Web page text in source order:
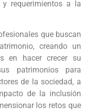
requerimientos a la
que buscan
creando un
en hacer crecer su
patrimonios para
de la sociedad, a
de la inclusión
los retos que